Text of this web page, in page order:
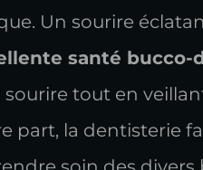
Un sourire
santé bucco-
tout en
part, la dentisterie